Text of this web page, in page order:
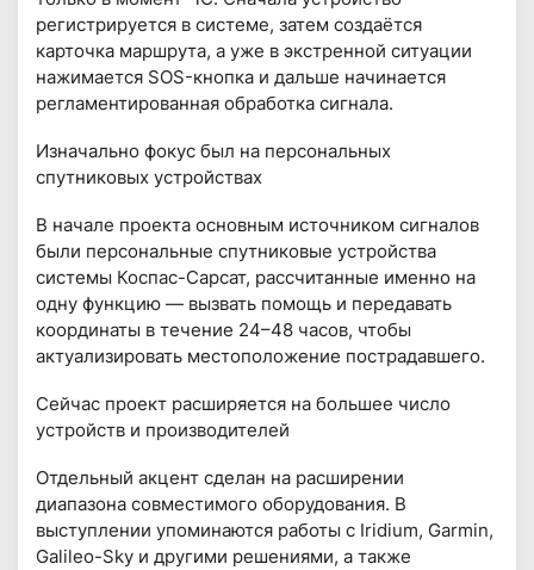
регистрируется в системе, затем создаётся
карточка маршрута, а уже в экстренной ситуации
нажимается SOS-кнопка и дальше начинается
регламентированная обработка сигнала.
Изначально фокус был на персональных
спутниковых устройствах
В начале проекта основным источником сигналов
были персональные спутниковые устройства
системы Коспас-Сарсат, рассчитанные именно на
одну функцию — вызвать помощь и передавать
координаты в течение 24–48 часов, чтобы
актуализировать местоположение пострадавшего.
Сейчас проект расширяется на большее число
устройств и производителей
Отдельный акцент сделан на расширении
диапазона совместимого оборудования. В
выступлении упоминаются работы с Iridium, Garmin,
Galileo-Sky и другими решениями, а также